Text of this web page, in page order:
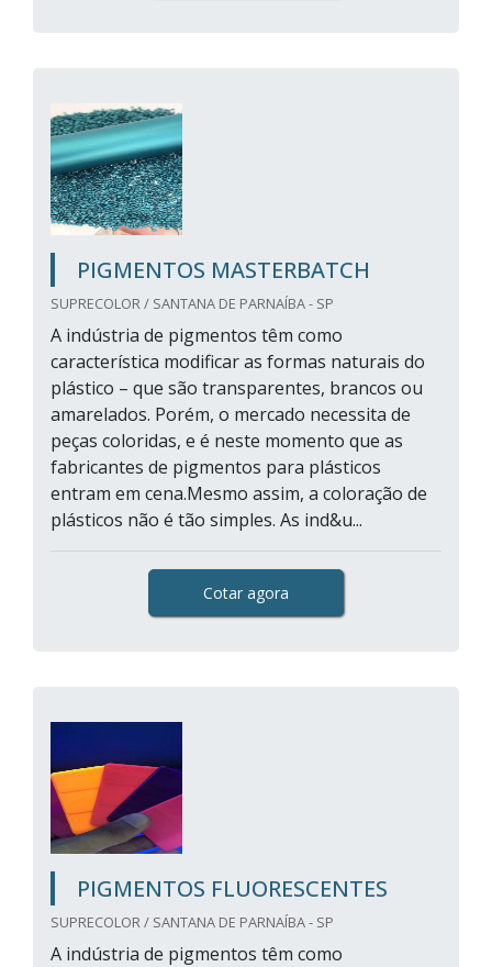
PIGMENTOS MASTERBATCH
SUPRECOLOR / SANTANA DE PARNAÍBA - SP
A indústria de pigmentos têm como
característica modificar as formas naturais do
plástico – que são transparentes, brancos ou
amarelados. Porém, o mercado necessita de
peças coloridas, e é neste momento que as
fabricantes de pigmentos para plásticos
entram em cena.Mesmo assim, a coloração de
plásticos não é tão simples. As ind&u...
Cotar agora
PIGMENTOS FLUORESCENTES
SUPRECOLOR / SANTANA DE PARNAÍBA - SP
A indústria de pigmentos têm como